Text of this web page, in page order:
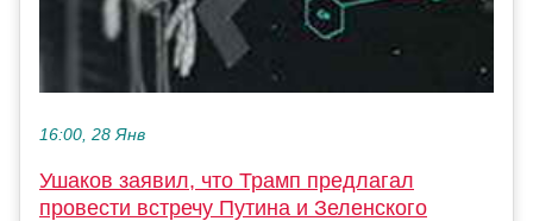
16:00, 28 Янв
Ушаков заявил, что Трамп предлагал
провести встречу Путина и Зеленского